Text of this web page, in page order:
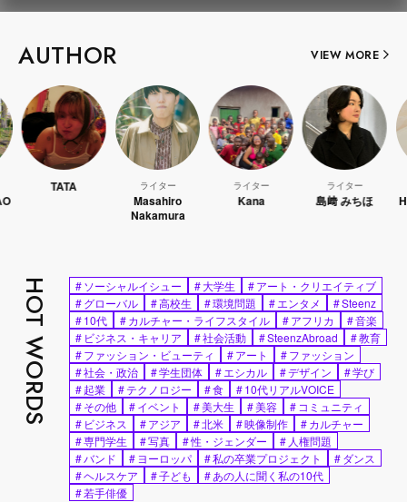
AUTHOR VIEW MORE
ライター
Masahiro
Nakamura
ライター ライター
島﨑 みちほ Hao
HOT WORDS #ソーシャルイシュー #大学生 #アート・クリエイティブ
#グローバル #高校生 #環境問題 #エンタメ #Steenz
#10代 #カルチャー・ライフスタイル #アフリカ #音楽
# ビジネス・キャリア #社会活動 #SteenzAbroad #教育
#ファッション・ビューティ #アート #ファッション
#社会・政治 #学生団体 #エシカル #デザイン #学び
#起業 #テクノロジー #食 #10代リアルVOICE
#その他 #イベント #美大生 #美容 # コミュニティ
# ビジネス #アジア #北米 #映像制作 #カルチャー
#専門学生 #写真 #性・ジェンダー # 人権問題
#バンド #ヨーロッパ #私の卒業プロジェクト #ダンス
#ヘルスケア #子ども #あの人に聞く私の10代
#若手俳優